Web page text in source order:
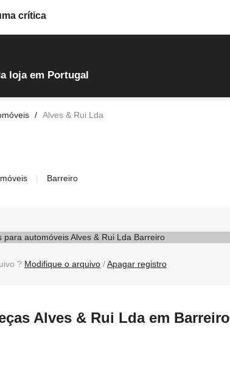
loja em Portugal
Alves & Rui Lda
Barreiro
crítica
? Modifique o arquivo /Apagar registro
Alves & Rui Lda em Barreiro